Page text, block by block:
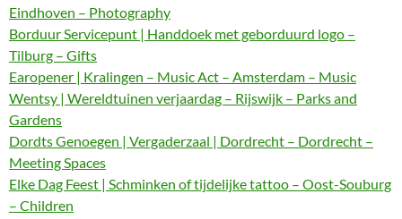
Eindhoven – Photography
Borduur Servicepunt | Handdoek met geborduurd logo –
Tilburg – Gifts
Earopener | Kralingen – Music Act – Amsterdam – Music
Wentsy | Wereldtuinen verjaardag – Rijswijk – Parks and
Gardens
Dordts Genoegen | Vergaderzaal | Dordrecht – Dordrecht –
Meeting Spaces
Elke Dag Feest | Schminken of tijdelijke tattoo – Oost-Souburg
– Children